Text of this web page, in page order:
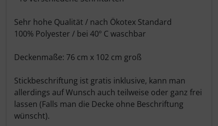
Sehr hohe Qualität / nach Ökotex Standard
100% Polyester / bei 40º C waschbar
Deckenmaße: 76 cm x 102 cm groß
Stickbeschriftung ist gratis inklusive, kann man
allerdings auf Wunsch auch teilweise oder ganz frei
lassen (Falls man die Decke ohne Beschriftung
wünscht).